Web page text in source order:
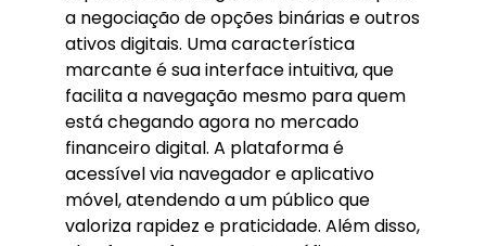
a negociação de opções binárias e outros
ativos digitais. Uma característica
marcante é sua interface intuitiva, que
facilita a navegação mesmo para quem
está chegando agora no mercado
financeiro digital. A plataforma é
acessível via navegador e aplicativo
móvel, atendendo a um público que
valoriza rapidez e praticidade. Além disso,